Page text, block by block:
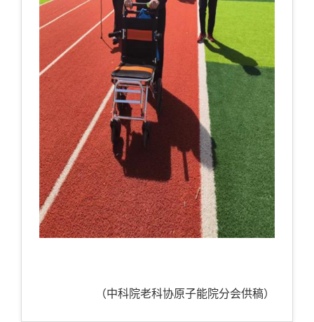
（中科院老科协原子能院分会供稿）